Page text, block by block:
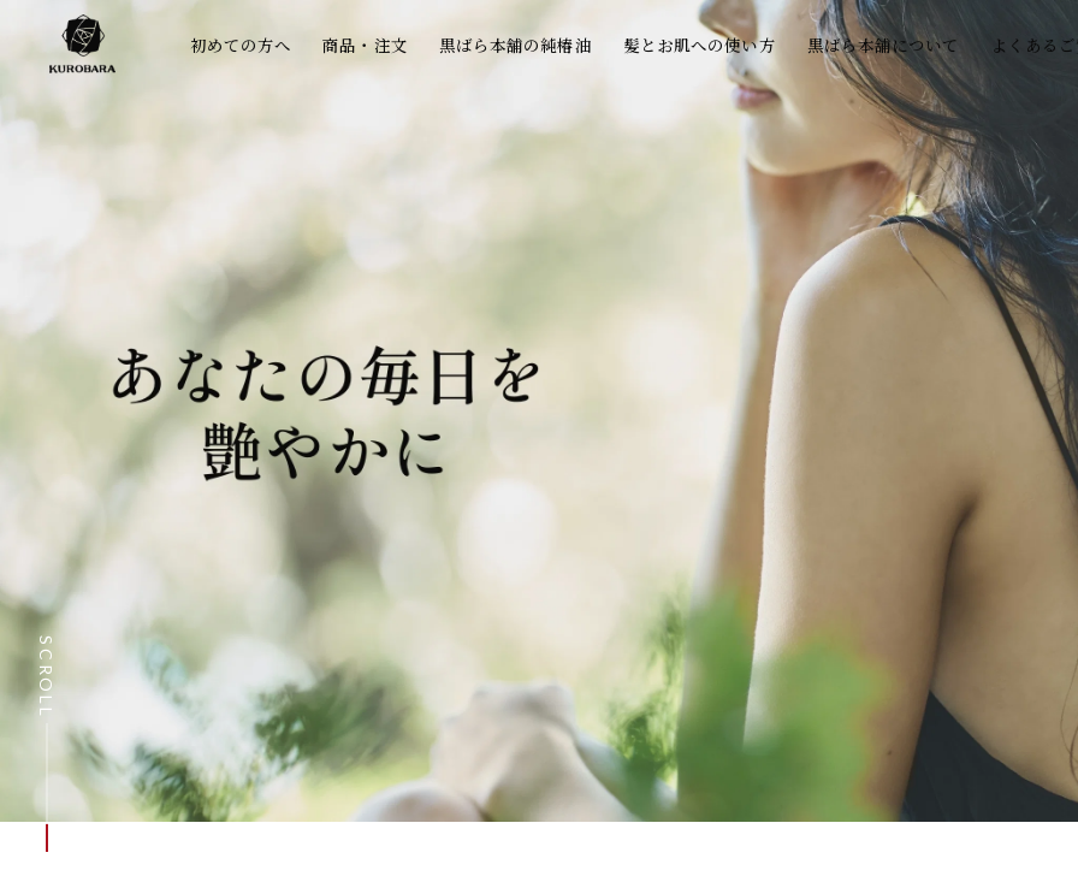
ンツに
進む
初めての方へ 商品・注文 黒ばら本舗の純椿油 髪とお肌への使い方 黒ばら本舗について よくある
SCROLL